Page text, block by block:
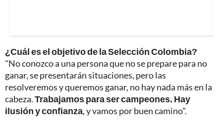
¿Cuál es el objetivo de la Selección Colombia?
"No conozco a una persona que no se prepare para no
ganar, se presentarán situaciones, pero las
resolveremos y queremos ganar, no hay nada más en la
cabeza.Trabajamos para ser campeones. Hay
ilusión y confianza, y vamos por buen camino".